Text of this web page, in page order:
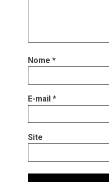
Nome *
E-mail *
Site